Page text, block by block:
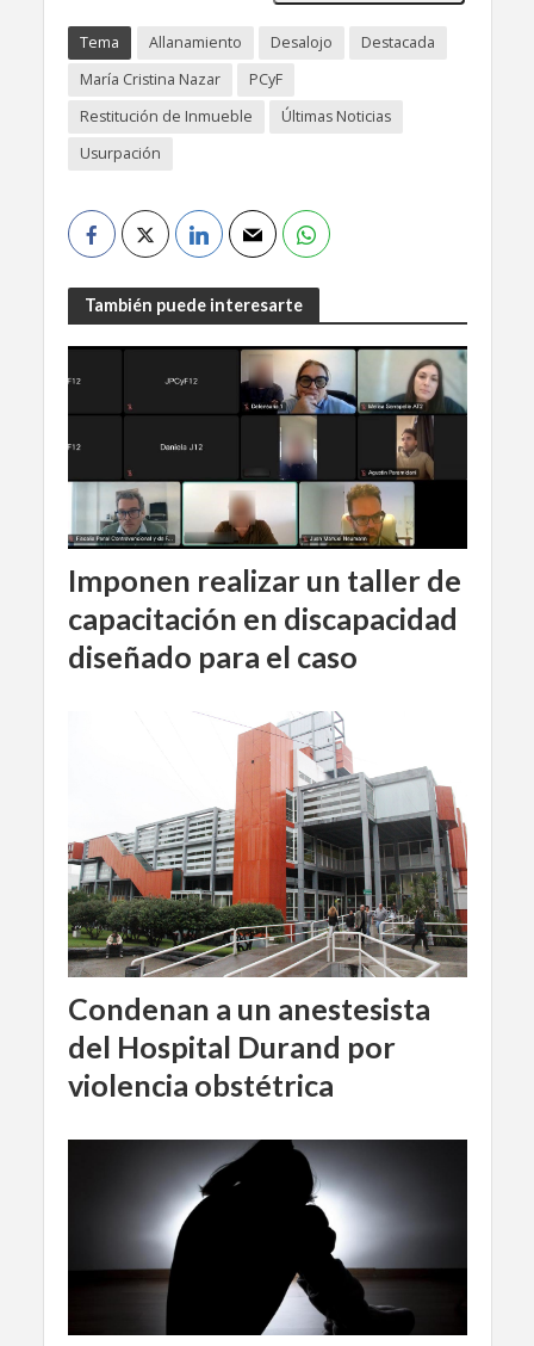
Tema Allanamiento Desalojo
Destacada
María Cristina Nazar
PCyF
Restitución de Inmueble
Últimas Noticias
Usurpación
También puede interesarte
Imponen realizar un taller de
capacitación en discapacidad
diseñado para el caso
Condenan a un anestesista
del Hospital Durand por
violencia obstétrica